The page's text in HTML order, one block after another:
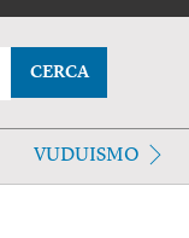
CERCA
VUDUISMO